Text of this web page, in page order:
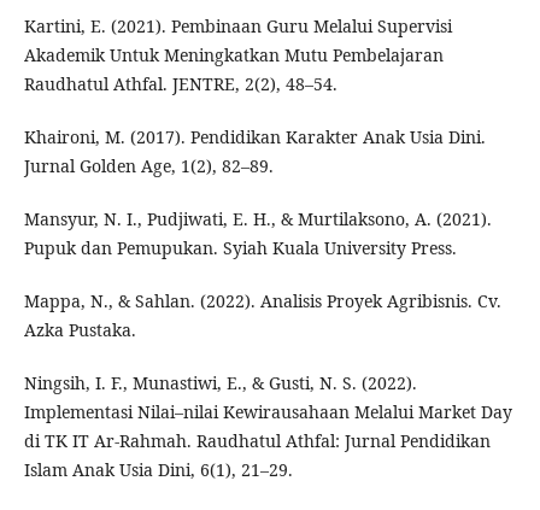
Kartini, E. (2021). Pembinaan Guru Melalui Supervisi
Akademik Untuk Meningkatkan Mutu Pembelajaran
Raudhatul Athfal. JENTRE, 2(2), 48–54.
Khaironi, M. (2017). Pendidikan Karakter Anak Usia Dini.
Jurnal Golden Age, 1(2), 82–89.
Mansyur, N. I., Pudjiwati, E. H., & Murtilaksono, A. (2021).
Pupuk dan Pemupukan. Syiah Kuala University Press.
Mappa, N., & Sahlan. (2022). Analisis Proyek Agribisnis. Cv.
Azka Pustaka.
Ningsih, I. F., Munastiwi, E., & Gusti, N. S. (2022).
Implementasi Nilai–nilai Kewirausahaan Melalui Market Day
di TK IT Ar-Rahmah. Raudhatul Athfal: Jurnal Pendidikan
Islam Anak Usia Dini, 6(1), 21–29.